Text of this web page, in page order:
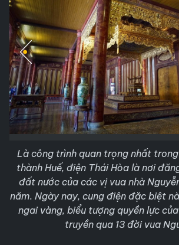
Là công trình quan trọng nhất
thành Huế, điện Thái Hòa là nơi
đất nước của các vị vua nhà
năm. Ngày nay, cung điện đặc biệt
ngai vàng, biểu tượng quyền lực
truyền qua 13 đời vua